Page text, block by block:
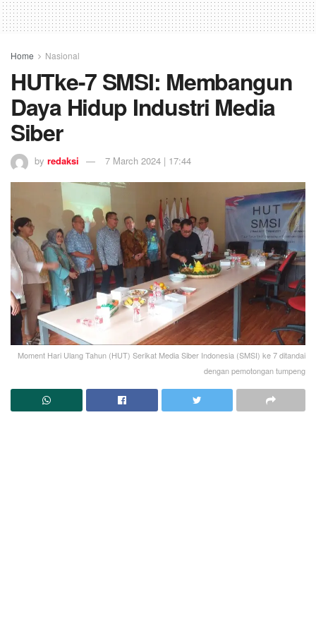
Home Nasional
HUTke-7 SMSI: Membangun
Daya Hidup Industri Media
Siber
by redaksi 7 March 2024 | 17:44
Moment Hari Ulang Tahun (HUT) Serikat Media Siber Indonesia (SMSI) ke 7 ditandai
dengan pemotongan tumpeng